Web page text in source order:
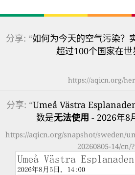
分享: “如何为今天的空气污染？
超过100个国家在世
https://aqicn.org/
分享: “Umeå Västra
数是无法使用 - 2026年8
https://aqicn.org/snapshot/sweden/
20260805-14/cn/